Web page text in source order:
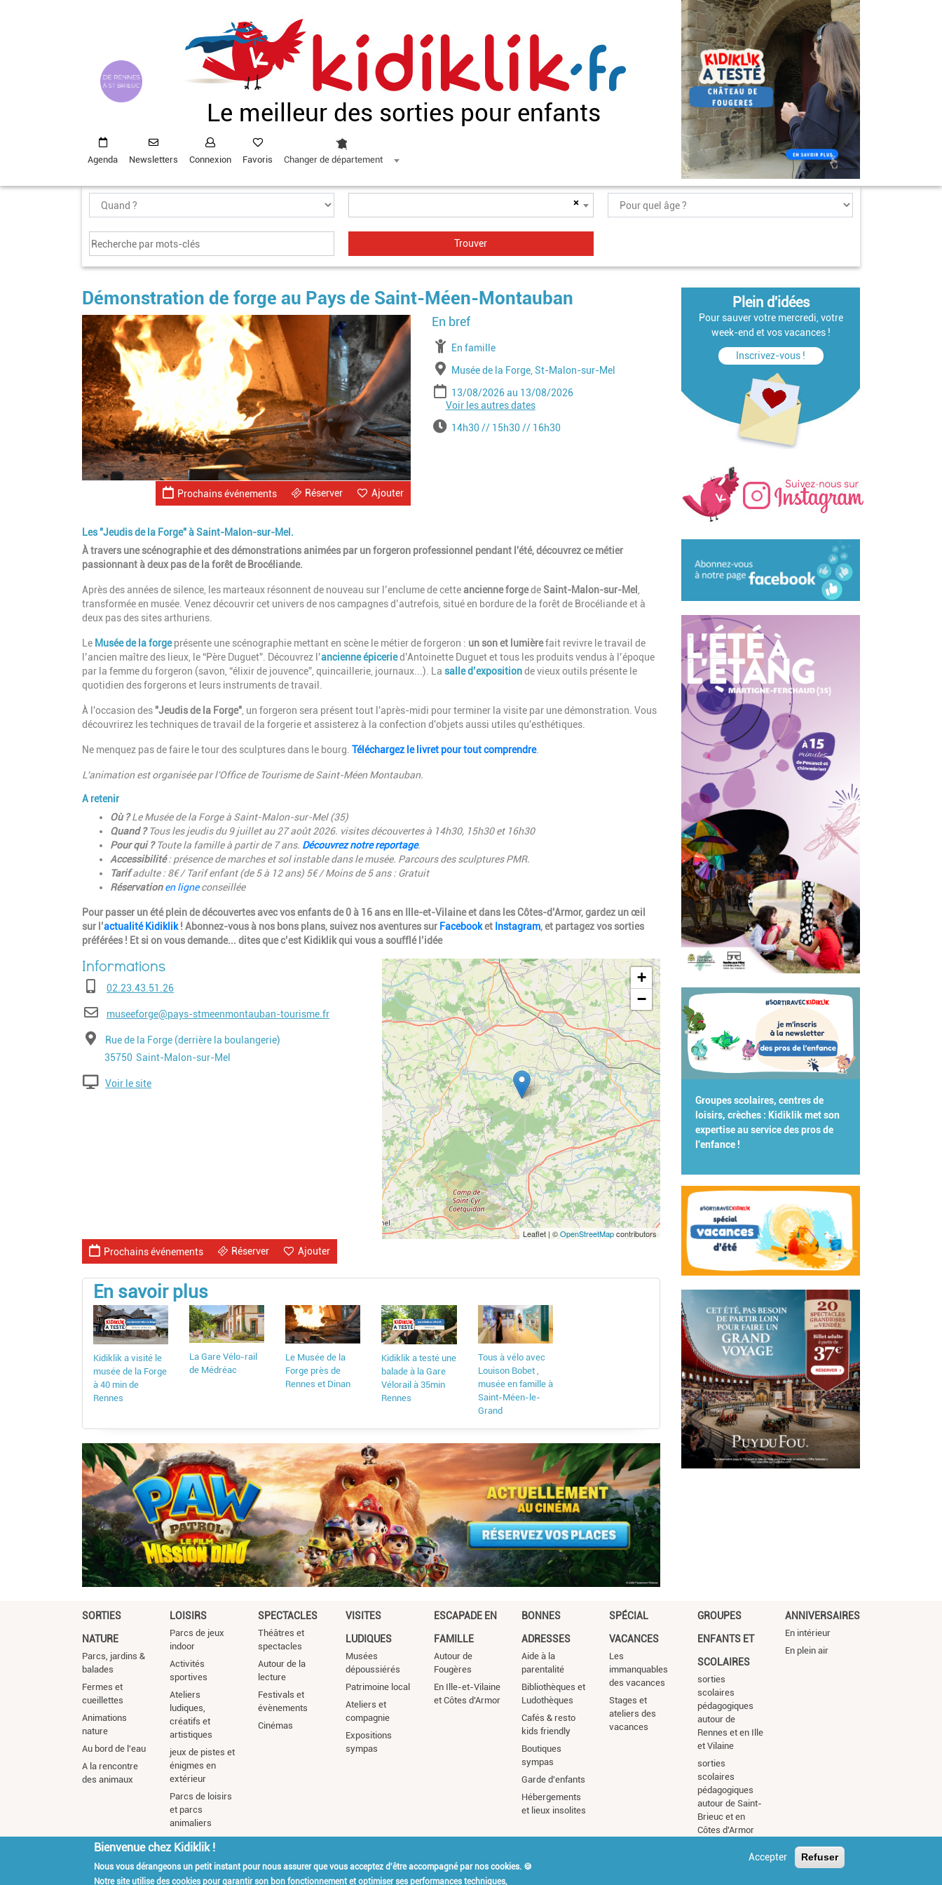
Le meilleur des sorties pour enfants
Agenda Newsletters Connexion Favoris Changer de département
×
Démonstration de forge au Pays de Saint-Méen-Montauban
Image
Ajouter
Réserver
Prochains événements
À partir de
En famille
Lieu
Musée de la Forge, St-Malon-sur-Mel
Période
Date de début
13/08/2026 Date de fin
13/08/2026
Date de début
20/08/2026 Date de fin
20/08/2026
Voir les autres dates
Horaires14h30 // 15h30 // 16h30
Les "Jeudis de la Forge" à Saint-Malon-sur-Mel.
À travers une scénographie et des démonstrations animées par un forgeron professionnel pendant l'été, découvrez ce métier
passionnant à deux pas de la forêt de Brocéliande.
Après des années de silence, les marteaux résonnent de nouveau sur l’enclume de cetteancienne forgede Saint-Malon-sur-Mel,
transformée en musée. Venez découvrir cet univers de nos campagnes d’autrefois, situé en bordure de la forêt de Brocéliande et à
deux pas des sites arthuriens.
Le Musée de la forgeprésente une scénographie mettant en scène le métier de forgeron : un son et lumièrefait revivre le travail de
l’ancien maître des lieux, le “Père Duguet”. Découvrez l’ancienne épiceried’Antoinette Duguet et tous les produits vendus à l’époque
par la femme du forgeron (savon, “élixir de jouvence”, quincaillerie, journaux...). La salle d’expositionde vieux outils présente le
quotidien des forgerons et leurs instruments de travail.
À l'occasion des "Jeudis de la Forge", un forgeron sera présent tout l'après-midi pour terminer la visite par une démonstration. Vous
découvrirez les techniques de travail de la forgerie et assisterez à la confection d'objets aussi utiles qu'esthétiques.
Ne menquez pas de faire le tour des sculptures dans le bourg. Téléchargez le livret pour tout comprendre.
L'animation est organisée par l'Office de Tourisme de Saint-Méen Montauban.
A retenir
Où ?Le Musée de la Forge à Saint-Malon-sur-Mel (35)
Quand ?Tous les jeudis du 9 juillet au 27 août 2026. visites découvertes à 14h30, 15h30 et 16h30
Pour qui ?Toute la famille à partir de 7 ans. Découvrez notre reportage.
Accessibilité: présence de marches et sol instable dans le musée. Parcours des sculptures PMR.
Tarifadulte : 8€ / Tarif enfant (de 5 à 12 ans) 5€ / Moins de 5 ans : Gratuit
Réservationen ligneconseillée
Pour passer un été plein de découvertes avec vos enfants de 0 à 16 ans en Ille-et-Vilaine et dans les Côtes-d’Armor, gardez un œil
sur l’actualité Kidiklik! Abonnez-vous à nos bons plans, suivez nos aventures sur Facebooket Instagram, et partagez vos sorties
préférées ! Et si on vous demande... dites que c’est Kidiklik qui vous a soufflé l’idée
Téléphone02.23.43.51.26
E-mailmuseeforge@pays-stmeenmontauban-tourisme.fr
AdresseRue de la Forge (derrière la boulangerie)
Code postal
35750 Ville
Saint-Malon-sur-Mel
Voir le site
Geolocalisation
+
−
Leaflet | ©OpenStreetMapcontributors
Ajouter
Réserver
Prochains événements
En savoir plus
Kidiklik a visité le
musée de la Forge
à 40 min de
Rennes
La Gare Vélo-rail
de Médréac
Le Musée de la
Forge près de
Rennes et Dinan
Kidiklik a testé une
balade à la Gare
Vélorail à 35min
Rennes
Tous à vélo avec
Louison Bobet ,
musée en famille à
Saint-Méen-le-
Grand
Plein d'idées
Pour sauver votre mercredi, votre
week-end et vos vacances !
Inscrivez-vous !
Groupes scolaires, centres de
loisirs, crèches : Kidiklik met son
expertise au service des pros de
l'enfance !
SORTIES
NATURE
Parcs, jardins &
balades
Fermes et
cueillettes
Animations
nature
Au bord de l'eau
A la rencontre
des animaux
LOISIRS
Parcs de jeux
indoor
Activités
sportives
Ateliers
ludiques,
créatifs et
artistiques
jeux de pistes et
énigmes en
extérieur
Parcs de loisirs
et parcs
animaliers
SPECTACLES
Théâtres et
spectacles
Autour de la
lecture
Festivals et
évènements
Cinémas
VISITES
LUDIQUES
Musées
dépoussiérés
Patrimoine local
Ateliers et
compagnie
Expositions
sympas
ESCAPADE EN
FAMILLE
Autour de
Fougères
En Ille-et-Vilaine
et Côtes d'Armor
BONNES
ADRESSES
Aide à la
parentalité
Bibliothèques et
Ludothèques
Cafés & resto
kids friendly
Boutiques
sympas
Garde d'enfants
Hébergements
et lieux insolites
SPÉCIAL
VACANCES
Les
immanquables
des vacances
Stages et
ateliers des
vacances
GROUPES
ENFANTS ET
SCOLAIRES
sorties
scolaires
pédagogiques
autour de
Rennes et en Ille
et Vilaine
sorties
scolaires
pédagogiques
autour de Saint-
Brieuc et en
Côtes d'Armor
ANNIVERSAIRES
En intérieur
En plein air
Kidiklik Recrute Qui est Kidiklik ? Contact
Bienvenue chez Kidiklik !
Nous vous dérangeons un petit instant pour nous assurer que vous acceptez d'être accompagné par nos cookies. 🍪
Notre site utilise des cookies pour garantir son bon fonctionnement et optimiser ses performances techniques,
Accepter Refuser